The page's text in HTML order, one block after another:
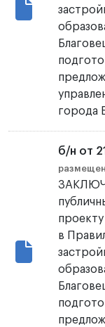
города
б/н от
в